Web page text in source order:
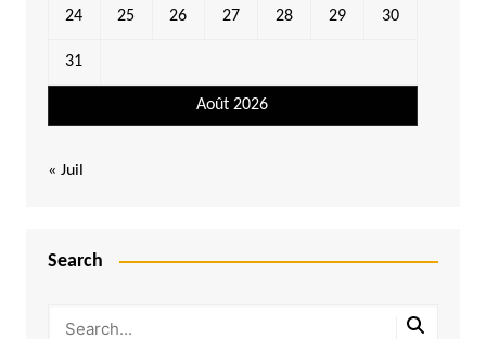
Août 2026
24 25 26 27 28 29 30
31
« Juil
Search